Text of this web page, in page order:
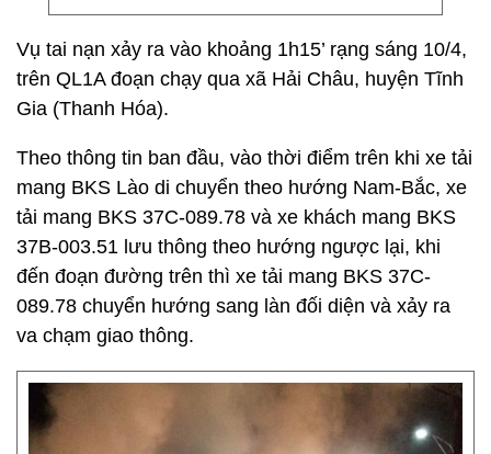
Vụ tai nạn xảy ra vào khoảng 1h15’ rạng sáng 10/4,
trên QL1A đoạn chạy qua xã Hải Châu, huyện Tĩnh
Gia (Thanh Hóa).
Theo thông tin ban đầu, vào thời điểm trên khi xe tải
mang BKS Lào di chuyển theo hướng Nam-Bắc, xe
tải mang BKS 37C-089.78 và xe khách mang BKS
37B-003.51 lưu thông theo hướng ngược lại, khi
đến đoạn đường trên thì xe tải mang BKS 37C-
089.78 chuyển hướng sang làn đối diện và xảy ra
va chạm giao thông.